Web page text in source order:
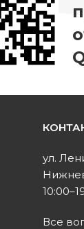
ул.
Все